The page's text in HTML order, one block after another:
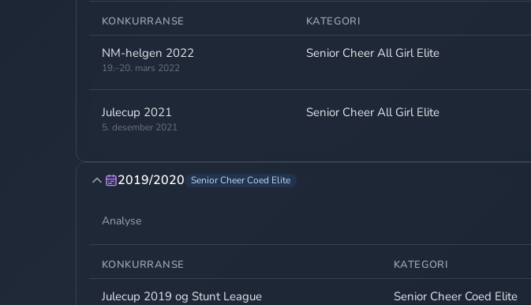
KONKURRANSE KATEGORI
NM-helgen 2022
19.–20. mars 2022
Senior Cheer All Girl Elite
Julecup 2021
5. desember 2021
Senior Cheer All Girl Elite
2019/2020 Senior Cheer Coed Elite
Analyse
KONKURRANSE KATEGORI
Julecup 2019 og Stunt League Senior Cheer Coed Elite